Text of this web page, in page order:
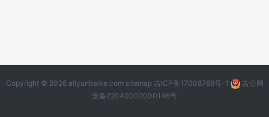
Copyright © 2026 aliyunbaike.com sitemap 吉ICP备17008788号-1
吉公网
安备22040002000146号